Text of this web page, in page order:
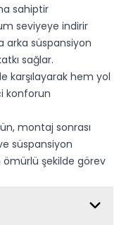
sahiptir
seviyeye indirir
arka süspansiyon
sağlar.
karşılayarak hem yol
konforun
montaj sonrası
süspansiyon
şekilde görev